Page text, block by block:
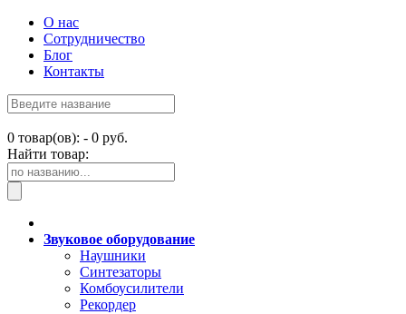
О нас
Сотрудничество
Блог
Контакты
0 товар(ов): - 0 руб.
Найти товар:
Звуковое оборудование
Наушники
Синтезаторы
Комбоусилители
Рекордер